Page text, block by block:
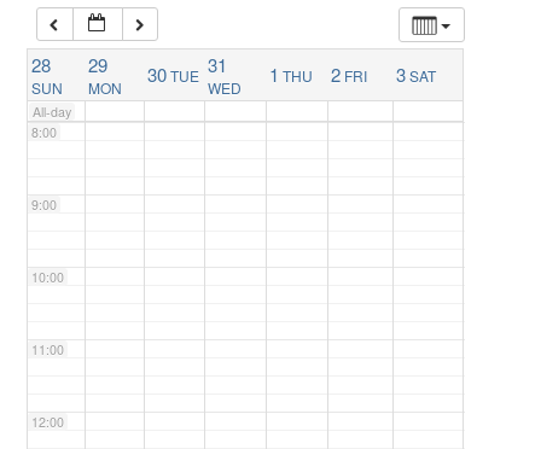
28
SUN
29
MON
30TUE 31
WED
1 THU 2 FRI 3SAT
All-day
7:00
8:00
9:00
10:00
11:00
12:00